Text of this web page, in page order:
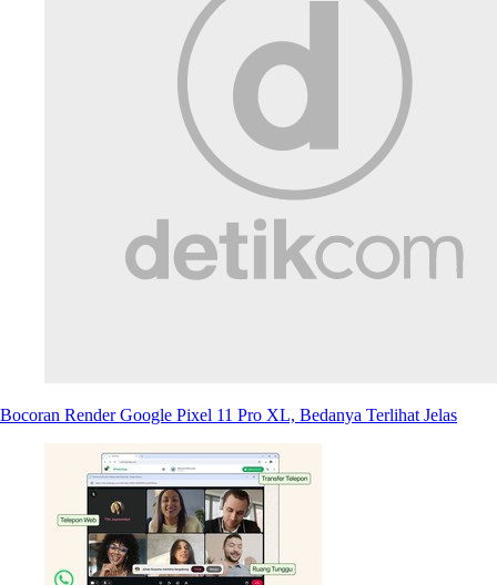
Bocoran Render Google Pixel 11 Pro XL, Bedanya Terlihat Jelas